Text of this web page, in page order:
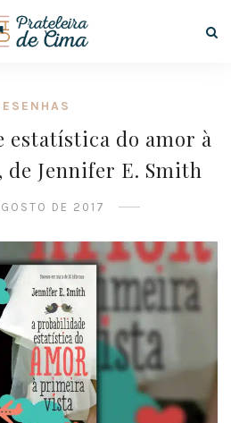
estatística do amor à
Jennifer E. Smith
DE 2017